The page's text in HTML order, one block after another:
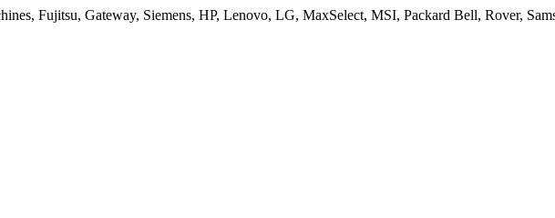
Fujitsu, Gateway, Siemens, HP, Lenovo, LG, MaxSelect, MSI, Packard Bell, Rover,